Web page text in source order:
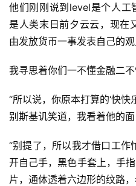
他们刚刚说到level是个人工
是人类末日前夕云云，现在
由发放货币一事发表自己的观
我寻思着你们一不懂金融二
“所以说，你原本打算的‘快快
别斯基讥笑道，我看着他的面
“别提了，所以我才借口工作
开自己手，黑色手套上，手
片，通体透着六边形的纹路，